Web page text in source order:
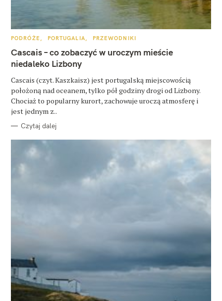
K
T
E
G
O
I
PODRÓŻE PORTUGALIA PRZEWODNIKI
Cascais – co zobaczyć w uroczym mieście
niedaleko Lizbony
Cascais (czyt. Kaszkaisz) jest portugalską miejscowością
położoną nad oceanem, tylko pół godziny drogi od Lizbony.
Chociaż to popularny kurort, zachowuje uroczą atmosferę i
jest jednym z..
Czytaj dalej
u
k
a
j
: